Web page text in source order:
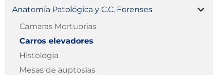
Anatomía Patológica y C.C. Forenses
Camaras Mortuorias
Carros elevadores
Histologia
Mesas de auptosias